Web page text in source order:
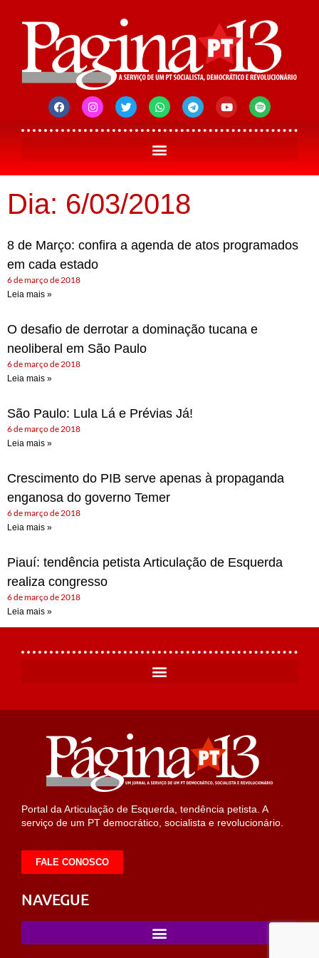
Dia: 6/03/2018
8 de Março: confira a agenda de atos programados
em cada estado
6 de março de 2018
Leia mais »
O desafio de derrotar a dominação tucana e
neoliberal em São Paulo
6 de março de 2018
Leia mais »
São Paulo: Lula Lá e Prévias Já!
6 de março de 2018
Leia mais »
Crescimento do PIB serve apenas à propaganda
enganosa do governo Temer
6 de março de 2018
Leia mais »
Piauí: tendência petista Articulação de Esquerda
realiza congresso
6 de março de 2018
Leia mais »
Portal da Articulação de Esquerda, tendência petista. A
serviço de um PT democrático, socialista e revolucionário.
FALE CONOSCO
NAVEGUE